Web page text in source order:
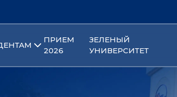
ПРИЕМ
2026
ЗЕЛЕНЫЙ
УНИВЕРСИТЕТ